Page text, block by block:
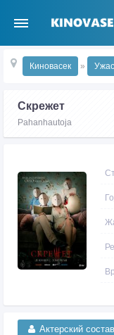
Киновасек »
Скрежет
Pahanhautoja
Актерский состав